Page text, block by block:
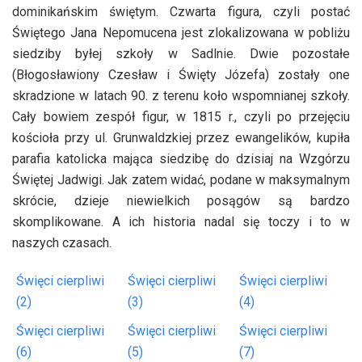
dominikańskim świętym. Czwarta figura, czyli postać
Świętego Jana Nepomucena jest zlokalizowana w pobliżu
siedziby byłej szkoły w Sadlnie. Dwie pozostałe
(Błogosławiony Czesław i Święty Józefa) zostały one
skradzione w latach 90. z terenu koło wspomnianej szkoły.
Cały bowiem zespół figur, w 1815 r., czyli po przejęciu
kościoła przy ul. Grunwaldzkiej przez ewangelików, kupiła
parafia katolicka mająca siedzibę do dzisiaj na Wzgórzu
Świętej Jadwigi. Jak zatem widać, podane w maksymalnym
skrócie, dzieje niewielkich posągów są bardzo
skomplikowane. A ich historia nadal się toczy i to w
naszych czasach.
Święci cierpliwi
(2)
Święci cierpliwi
(3)
Święci cierpliwi
(4)
Święci cierpliwi
(6)
Święci cierpliwi
(5)
Święci cierpliwi
(7)